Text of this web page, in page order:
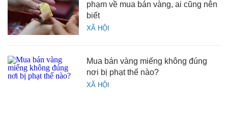
XÃ HỘI
phạm về mua bán vàng, ai cũng nên
biết
XÃ HỘI
Mua bán vàng miếng không đúng
nơi bị phạt thế nào?